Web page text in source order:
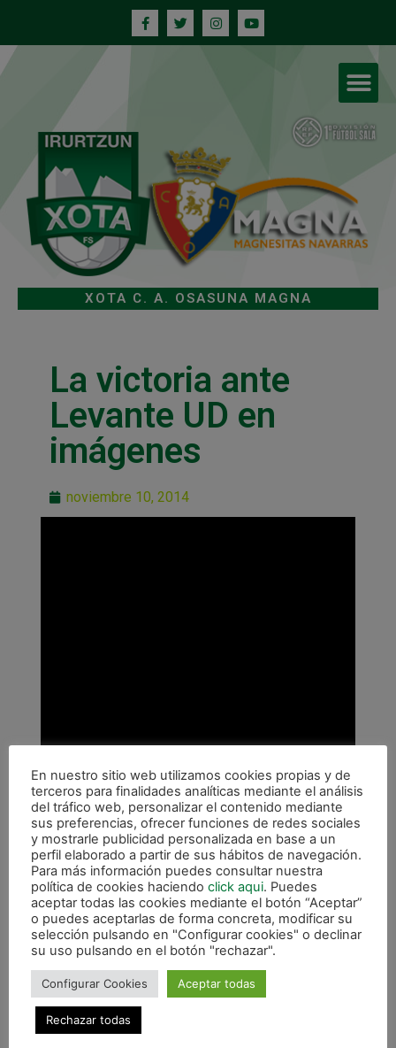
XOTA C. A. OSASUNA MAGNA
La victoria ante
Levante UD en
imágenes
noviembre 10, 2014
ANTERIOR
En nuestro sitio web utilizamos cookies propias y de
terceros para finalidades analíticas mediante el análisis
del tráfico web, personalizar el contenido mediante
sus preferencias, ofrecer funciones de redes sociales
y mostrarle publicidad personalizada en base a un
perfil elaborado a partir de sus hábitos de navegación.
Para más información puedes consultar nuestra
política de cookies haciendo click aqui. Puedes
aceptar todas las cookies mediante el botón “Aceptar”
o puedes aceptarlas de forma concreta, modificar su
selección pulsando en "Configurar cookies" o declinar
su uso pulsando en el botón "rechazar".
Configurar Cookies Aceptar todas
Rechazar todas